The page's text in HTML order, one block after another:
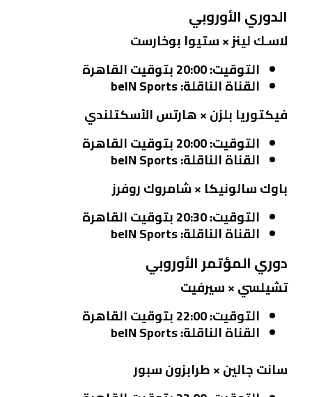
الدوري الأوروبي
لاسـك لينز × ستيوا بوخارست
التوقيت:
القناة الناقلة:
فيكتوريا بلزن × هارتس الأسكتلندي
التوقيت:
القناة الناقلة:
باوك سالونيكا × شامروك روفرز
التوقيت:
القناة الناقلة:
دوري المؤتمر الأوروبي
تشيلسي × سيرفيت
التوقيت:
القناة الناقلة:
سانت جالين × طرابزون سبور